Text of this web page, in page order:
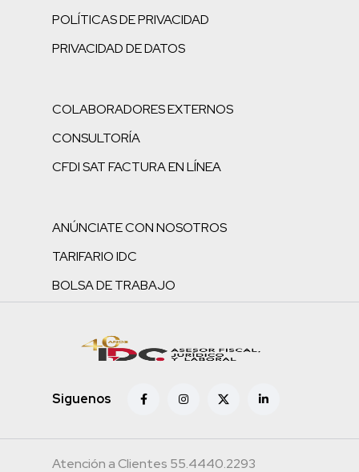
POLÍTICAS DE PRIVACIDAD
PRIVACIDAD DE DATOS
COLABORADORES EXTERNOS
CONSULTORÍA
CFDI SAT FACTURA EN LÍNEA
ANÚNCIATE CON NOSOTROS
TARIFARIO IDC
BOLSA DE TRABAJO
Siguenos
Atención a Clientes 55.4440.2293